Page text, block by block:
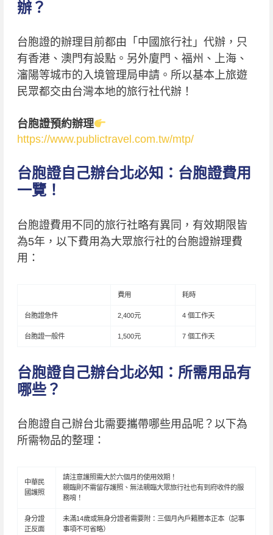
辦？
台胞證的辦理目前都由「中國旅行社」代辦，只
有香港、澳門有設點。另外廈門、福州、上海、
瀋陽等城市的入境管理局申請。所以基本上旅遊
民眾都交由台灣本地的旅行社代辦！
台胞證預約辦理
https://www.publictravel.com.tw/mtp/
台胞證自己辦台北必知：台胞證費用
一覽！
台胞證費用不同的旅行社略有異同，有效期限皆
為5年，以下費用為大眾旅行社的台胞證辦理費
用：
費用 耗時
台胞證急件 2,400元 4 個工作天
台胞證一般件 1,500元 7 個工作天
台胞證自己辦台北必知：所需用品有
哪些？
台胞證自己辦台北需要攜帶哪些用品呢？以下為
所需物品的整理：
中華民
國護照
請注意護照需大於六個月的使用效期！
親臨則不需留存護照、無法親臨大眾旅行社也有到府收件的服
務唷！
身分證
正反面
未滿14歲或無身分證者需要附：三個月內戶籍謄本正本（記事
事項不可省略）